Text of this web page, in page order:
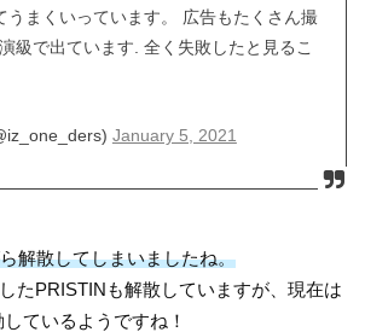
うまくいっています。 広告もたくさん撮
級で出ています. 全く失敗したと見るこ
January 5, 2021
解散してしまいましたね。
たPRISTINも解散していますが、現在は
ているようですね！